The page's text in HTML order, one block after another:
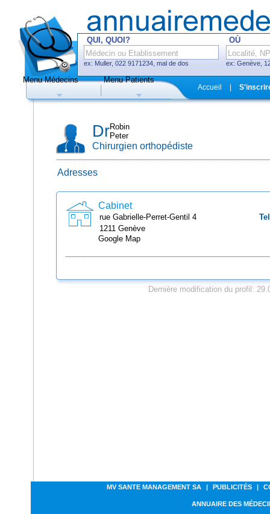
QUI, QUOI?
ex: Muller, 022 9171234, mal de dos
OÙ
ex: Genève,
Hôpitaux, cliniques
de prise de rendez-vous en ligne
Menu Médecins Menu Patients
Accueil
DrRobin
Peter
Chirurgien orthopédiste
Adresses
Cabinet
rue Gabrielle-Perret-Gentil 4
1211 Genève
Google Map
Dernière modification du profil:
MV SANTE MANAGEMENT SA | PUBLICITÉS |
ANNUAIRE DES